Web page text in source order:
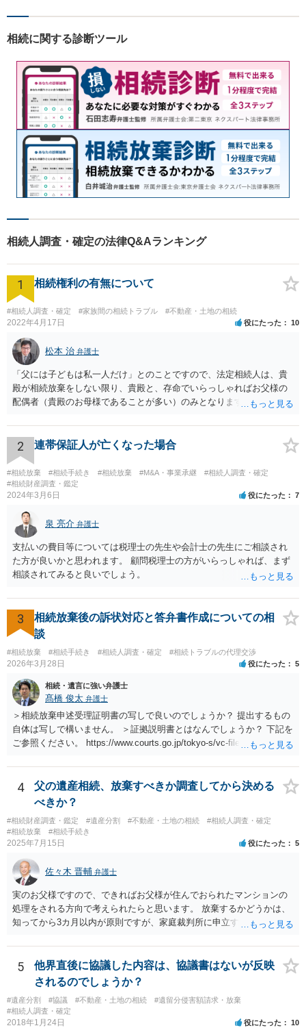
相続に関する診断ツール
相続人調査・確定の法律Q&Aランキング
1 相続権利の有無について
#相続人調査・確定 #家族間の相続トラブル #不動産・土地の相続
2022年4月17日 役にたった 10
松本 治 弁護士
「父には子どもは私一人だけ」とのことですので、法定相続人は、貴
殿が相続放棄をしない限り、貴殿と、存命でいらっしゃればお父様の
配偶者（貴殿のお母様であることが多い）のみとなります。遺言がな
2 連帯保証人が亡くなった場合
#相続放棄 #相続手続き #相続放棄 #M&A・事業承継
#相続人調査・確定
#相続財産調査・鑑定
2024年3月6日 役にたった 7
泉 亮介 弁護士
支払いの費目等については税理士の先生や会計士の先生にご相談され
た方が良いかと思われます。 顧問税理士の方がいらっしゃれば、まず
相談されてみると良いでしょう。
3
相続放棄後の訴状対応と答弁書作成についての相
談
#相続放棄 #相続手続き #相続人調査・確定 #相続トラブルの代理交渉
2026年3月28日 役にたった 5
相続・遺言に強い弁護士
髙橋 俊太 弁護士
＞相続放棄申述受理証明書の写しで良いのでしょうか？ 提出するもの
自体は写しで構いません。 ＞証拠説明書とはなんでしょうか？ 下記を
ご参照ください。 https://www.courts.go.jp/tokyo-s/vc-files/tokyo-s/file/
4
父の遺産相続、放棄すべきか調査してから決める
べきか？
#相続財産調査・鑑定 #遺産分割 #不動産・土地の相続
#相続人調査・確定
#相続放棄
#相続手続き
2025年7月15日 役にたった 5
佐々木 晋輔 弁護士
実のお父様ですので、できればお父様が住んでおられたマンションの
処理をされる方向で考えられたらと思います。 放棄するかどうかは、
知ってから3カ月以内が原則ですが、家庭裁判所に申立すれば3カ月の
放棄するかどうか決めることができます。 銀行やサラ金が数年も放置
することはありませんので、数年後に借金が発見される可能性はほぼ
ありません。 なお、私が扱った相続放棄を検討していた案件で、期間
伸長して調査したところ、サラ金に対する過払金など相当な財産が見
つかったため相続したという事例がありました。
5
他界直後に協議した内容は、協議書はないが反映
されるのでしょうか？
#遺産分割 #協議 #不動産・土地の相続
#遺留分侵害額請求・放棄
#相続人調査・確定
2018年1月24日 役にたった 10